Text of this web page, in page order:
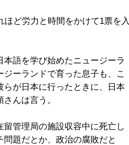
ど労力と時間をかけて1票を入
語を学び始めたニュージーラ
ーランドで育った息子も、こ
が日本に行ったときに、日本
んは言う。
留管理局の施設収容中に死亡し
題だとか、政治の腐敗だと